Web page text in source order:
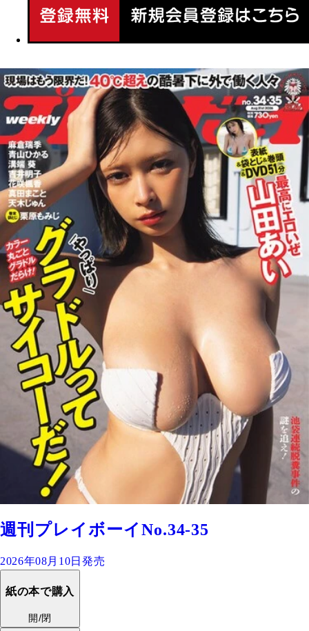
週刊プレイボーイNo.34-35
2026年08月10日発売
紙の本で購入
開/閉